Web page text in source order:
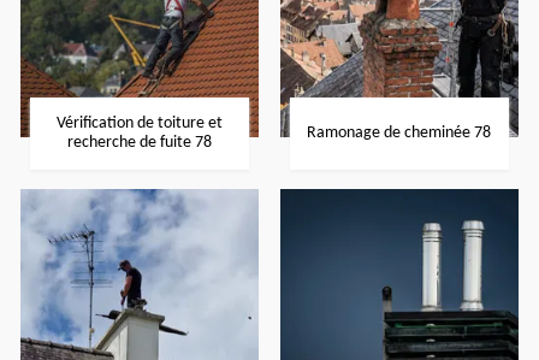
Vérification de toiture et
recherche de fuite 78
Ramonage de cheminée 78